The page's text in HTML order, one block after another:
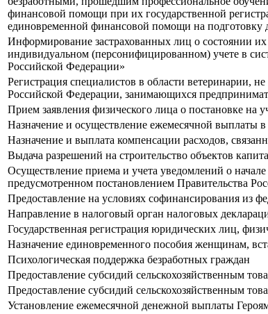
финансовой помощи при их государственной
единовременной финансовой помощи на подготовку
Информирование застрахованных лиц о состоянии
индивидуальном (персонифицированном) учете в
Российской Федерации»
Регистрация специалистов в области ветеринарии,
Российской Федерации, занимающихся
Прием заявления физического лица о постановке на
Назначение и осуществление ежемесячной выплаты
Назначение и выплата компенсации расходов,
Выдача разрешений на строительство объектов
Осуществление приема и учета уведомлений о
предусмотренном постановлением Правительства
Предоставление на условиях софинансирования из
Направление в налоговый орган налоговых
Государственная регистрация юридических лиц,
Назначение единовременного пособия женщинам,
Психологическая поддержка безработных граждан
Предоставление субсидий сельскохозяйственным
Предоставление субсидий сельскохозяйственным
Установление ежемесячной денежной выплаты